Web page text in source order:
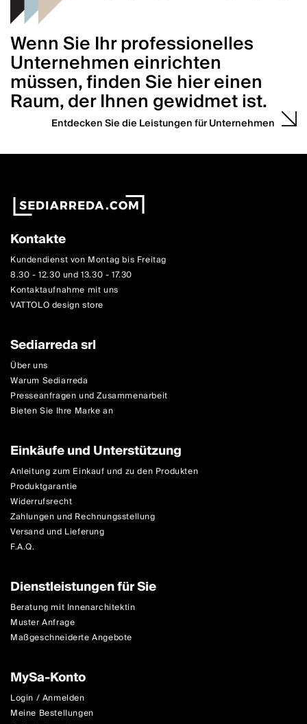
Wenn Sie Ihr professionelles
Unternehmen einrichten
müssen, finden Sie hier einen
Raum, der Ihnen gewidmet ist.
Entdecken Sie die Leistungen für Unternehmen
Kontakte
Kundendienst von Montag bis Freitag
8.30 - 12.30 und 13.30 - 17.30
Kontaktaufnahme mit uns
VATTOLO design store
Sediarreda srl
Über uns
Warum Sediarreda
Presseanfragen und Zusammenarbeit
Bieten Sie Ihre Marke an
Einkäufe und Unterstützung
Anleitung zum Einkauf und zu den Produkten
Produktgarantie
Widerrufsrecht
Zahlungen und Rechnungsstellung
Versand und Lieferung
F.A.Q.
Dienstleistungen für Sie
Beratung mit Innenarchitektin
Muster Anfrage
Maßgeschneiderte Angebote
MySa-Konto
Login / Anmelden
Meine Bestellungen